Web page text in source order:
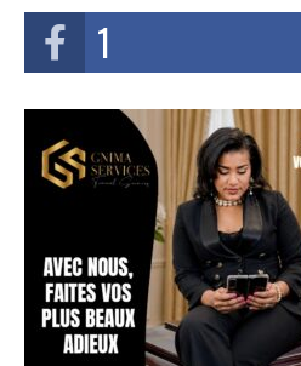
1